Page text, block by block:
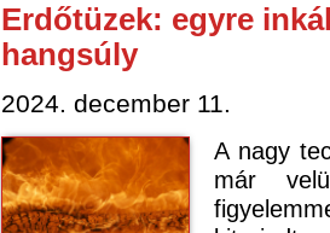
Erdőtüzek: egyre
hangsúly
2024. december 11.
A nagy
már